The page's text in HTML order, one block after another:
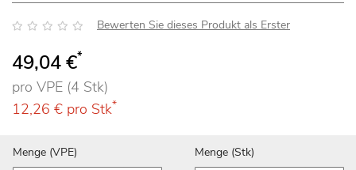
Bewertung: Bewerten Sie dieses Produkt als Erster
49,04 €*
pro VPE (4 Stk)
12,26 € pro Stk*
Menge (VPE) Menge (Stk)